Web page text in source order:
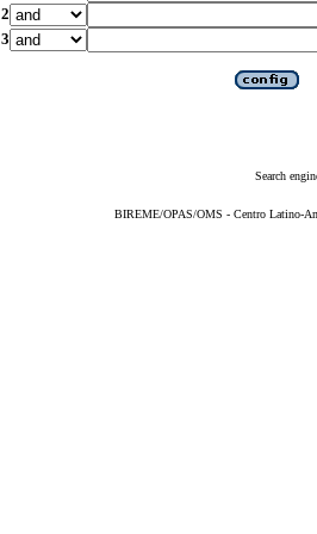
2
3
Search
BIREME/OPAS/OMS - Centro Latino-